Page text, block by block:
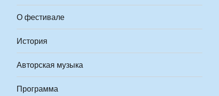
О фестивале
История
Авторская музыка
Программа